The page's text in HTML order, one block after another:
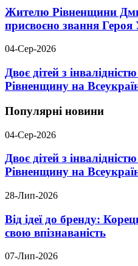
Жителю Рівненщини
присвоєно звання Героя
04-Сер-2026
Двоє дітей з
Рівненщину на
Популярні новини
04-Сер-2026
Двоє дітей з
Рівненщину на
28-Лип-2026
Від ідеї до бренду:
свою впізнаваність
07-Лип-2026